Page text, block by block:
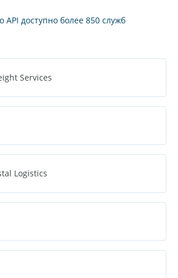
API доступно более 850 служб
Services
Logistics